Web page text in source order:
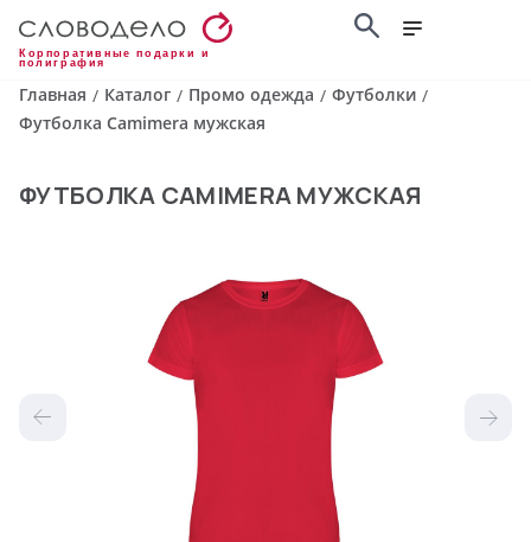
Корпоративные подарки и
полиграфия
Главная / Каталог / Промо одежда / Футболки /
Футболка Camimera мужская
ФУТБОЛКА CAMIMERA МУЖСКАЯ